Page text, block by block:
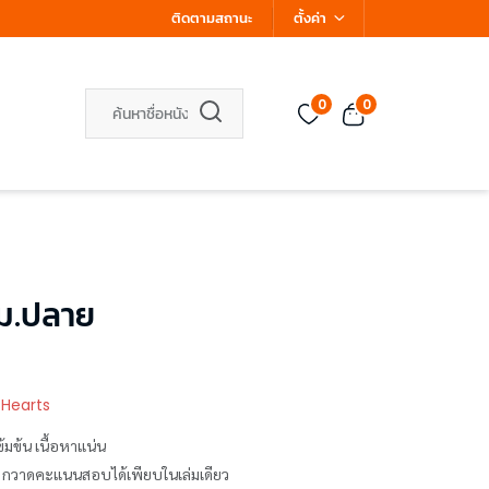
ติดตามสถานะ ตั้งค่า
0 0
.ปลาย
Hearts
ข้น เนื้อหาแน่น
วาดคะแนนสอบได้เพียบในเล่มเดียว